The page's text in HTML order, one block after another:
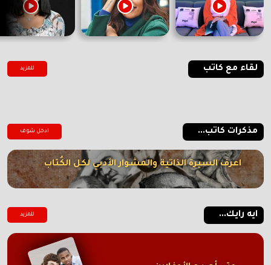
لقاء مع كاتب للمزيد
مذكرات كاتب... ادخل شوف
اعرف السيرة الذاتية والمشوار الأدبي لكل الكُتاب
ايه رايك... للمزيد